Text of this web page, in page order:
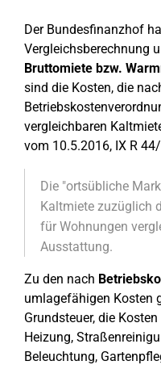
Der Bundesfinanzhof
Vergleichsberechnung
Bruttomiete bzw.
sind die Kosten, die
vergleichbaren
vom 10.5.2016, IX R
Die "ortsübliche
Kaltmiete zuzüglich
für Wohnungen
Ausstattung.
Zu den nach
umlagefähigen Kosten
Grundsteuer, die
Heizung,
Beleuchtung,